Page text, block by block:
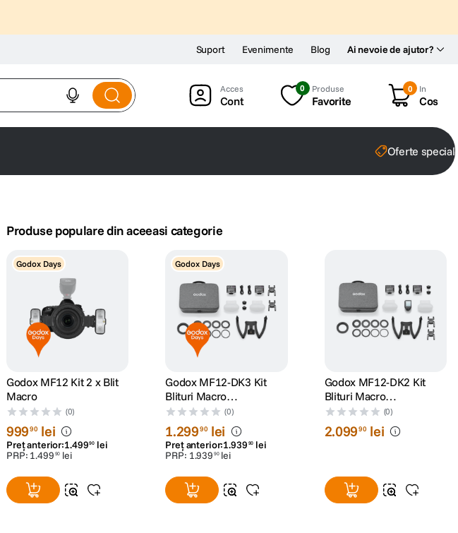
Ai nevoie de ajutor?
Suport Evenimente Blog
Cont
0 Produse
Favorite
0 In
Cos
Oferte
Produse populare din aceeasi categorie
Godox Days
Godox MF12 Kit 2 x Blit
Macro
(0)
99990 lei
Preț anterior:1.49990 lei
PRP: 1.499 90 lei
Godox Days
Godox MF12-DK3 Kit
Blituri Macro
Profesionale Dentale
(0)
1.29990 lei
Preț anterior:1.939 90 lei
PRP: 1.939 90 lei
Godox MF12-DK2 Kit
Blituri Macro
Profesionale Dentale
pentru Aparatele Sony
(0)
2.09990 lei